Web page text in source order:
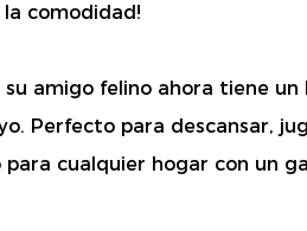
comodidad!
amigo felino ahora tiene un
Perfecto para descansar,
cualquier hogar con un